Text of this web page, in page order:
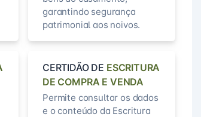
garantindo segurança
patrimonial aos noivos.
CERTIDÃO DE ESCRITURA
DE COMPRA E VENDA
Permite consultar os dados
e o conteúdo da Escritura